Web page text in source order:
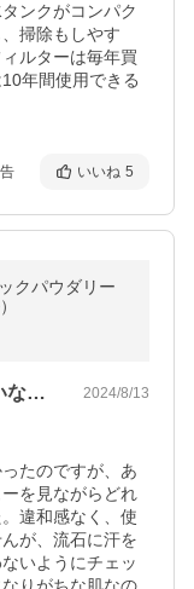
ンクがコンパク
掃除もしやす
ルターは毎年買
年間使用できる
いいね 5
クパウダリー
）
あまりファンデーションを使っていなかっ… 2024/8/13
たのですが、あ
を見ながらどれ
違和感なく、使
が、流石に汗を
いようにチェッ